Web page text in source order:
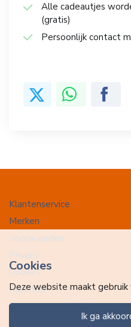
Alle cadeautjes
(gratis)
Persoonlijk contact
Klantenservice
Merken
Voorwaarden
Privacy
Cookies
Klachten
Retourneren & Ruilen
Cookies
Deze website maakt gebruik
ik ga